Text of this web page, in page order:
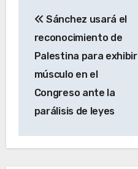
de
entradas
Sánchez usará el
reconocimiento de
Palestina para exhibir
músculo en el
Congreso ante la
parálisis de leyes